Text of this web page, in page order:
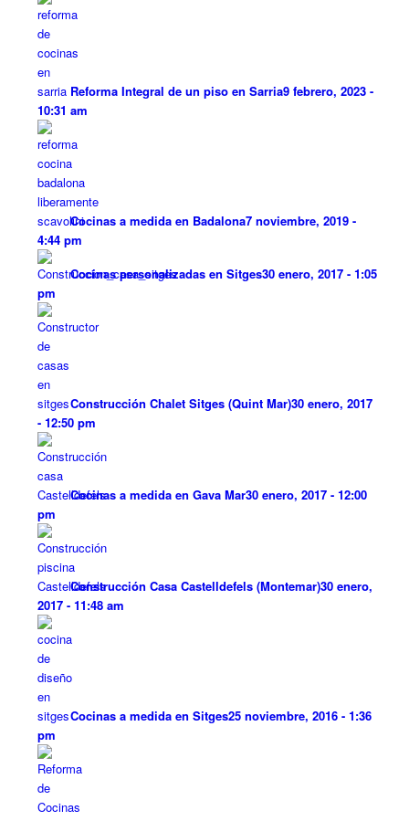
Reforma Integral de un piso en Sarria9 febrero, 2023 -
10:31 am
Cocinas a medida en Badalona7 noviembre, 2019 -
4:44 pm
Cocinas personalizadas en Sitges30 enero, 2017 - 1:05
pm
Construcción Chalet Sitges (Quint Mar)30 enero, 2017
- 12:50 pm
Cocinas a medida en Gava Mar30 enero, 2017 - 12:00
pm
Construcción Casa Castelldefels (Montemar)30 enero,
2017 - 11:48 am
Cocinas a medida en Sitges25 noviembre, 2016 - 1:36
pm